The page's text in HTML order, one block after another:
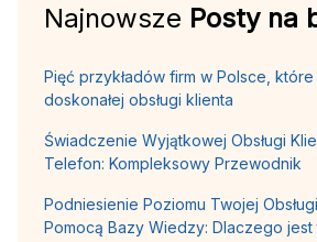
Najnowsze Posty na
Pięć przykładów firm w Polsce,
doskonałej obsługi klienta
Świadczenie Wyjątkowej Obsługi
Telefon: Kompleksowy Przewodnik
Podniesienie Poziomu Twojej
Pomocą Bazy Wiedzy: Dlaczego